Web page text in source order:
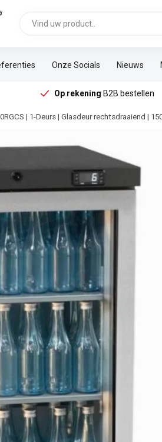
Onze Socials Nieuws
Op rekening B2B bestellen
| 1-Deurs | Glasdeur rechtsdraaiend |